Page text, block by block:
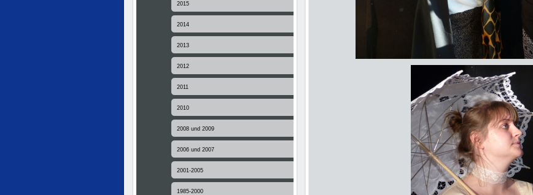
2015
2014
2013
2012
2011
2010
2008 und 2009
2006 und 2007
2001-2005
1985-2000